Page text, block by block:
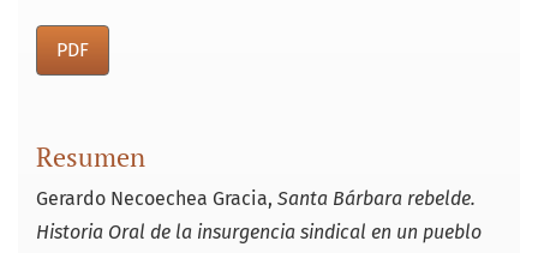
PDF
Resumen
Gerardo Necoechea Gracia, Santa Bárbara rebelde.
Historia Oral de la insurgencia sindical en un pueblo